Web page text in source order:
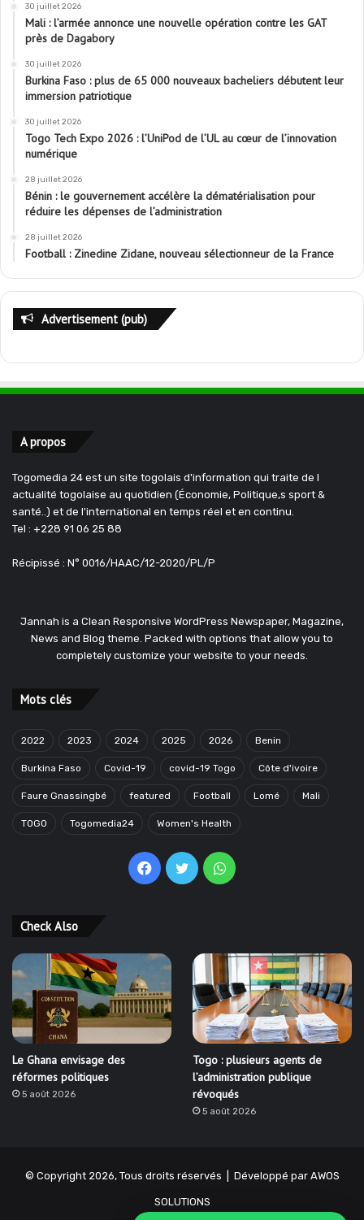
30 juillet 2026
Mali : l’armée annonce une nouvelle opération contre les GAT
près de Dagabory
30 juillet 2026
Burkina Faso : plus de 65 000 nouveaux bacheliers débutent leur
immersion patriotique
30 juillet 2026
Togo Tech Expo 2026 : l’UniPod de l’UL au cœur de l’innovation
numérique
28 juillet 2026
Bénin : le gouvernement accélère la dématérialisation pour
réduire les dépenses de l’administration
28 juillet 2026
Football : Zinedine Zidane, nouveau sélectionneur de la France
Advertisement (pub)
A propos
Togomedia 24 est un site togolais d'information qui traite de l
actualité togolaise au quotidien (Économie, Politique,s sport &
santé..) et de l'international en temps réel et en continu.
Tel : +228 91 06 25 88
Récipissé : N° 0016/HAAC/12-2020/PL/P
Jannah is a Clean Responsive WordPress Newspaper, Magazine,
News and Blog theme. Packed with options that allow you to
completely customize your website to your needs.
Mots clés
2022 2023 2024 2025 2026 Benin
Burkina Faso Covid-19 covid-19 Togo Côte d'ivoire
Faure Gnassingbé featured Football Lomé Mali
TOGO Togomedia24 Women's Health
Facebook
TwitterWhatsApp
Check Also
Le Ghana envisage des
réformes politiques
5 août 2026
Togo : plusieurs agents de
l’administration publique
révoqués
5 août 2026
© Copyright 2026, Tous droits réservés | Développé par AWOS
SOLUTIONS